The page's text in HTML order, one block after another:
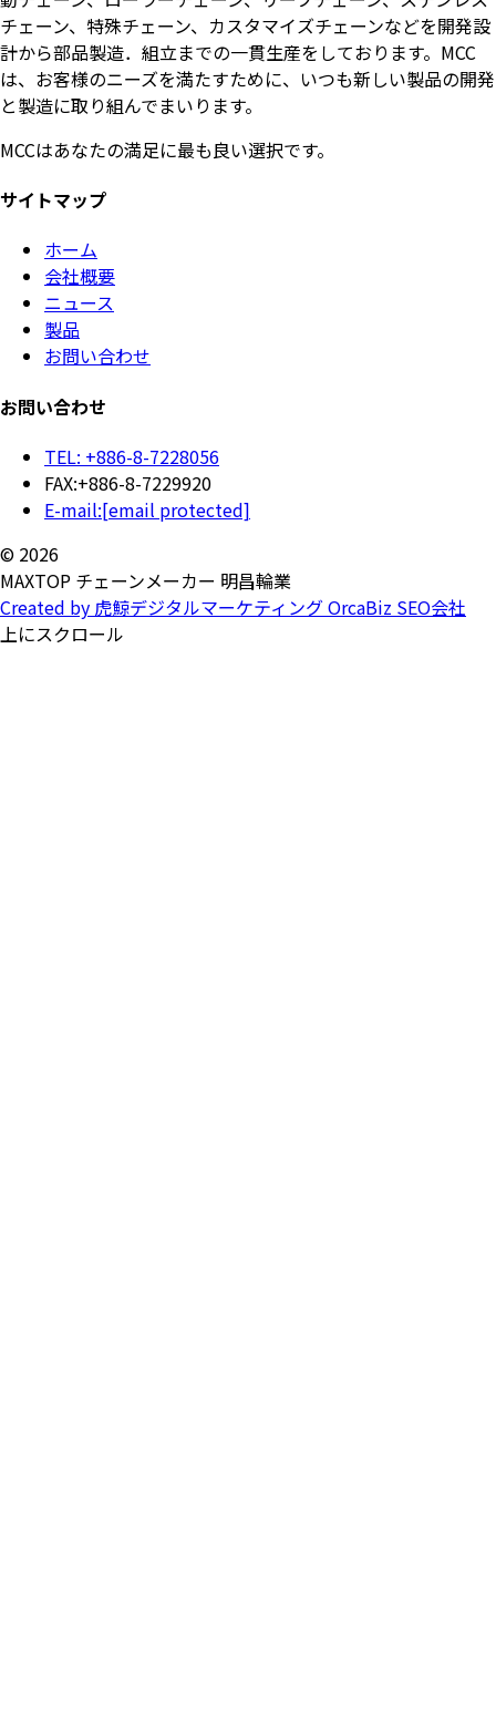
チェーン、特殊チェーン、カスタマイズチェーンなどを開発設
計から部品製造．組立までの一貫生産をしております。MCC
は、お客様のニーズを満たすために、いつも新しい製品の開発
と製造に取り組んでまいります。
MCCはあなたの満足に最も良い選択です。
サイトマップ
ホーム
会社概要
ニュース
製品
お問い合わせ
お問い合わせ
TEL: +886-8-7228056
FAX:+886-8-7229920
E-mail:[email protected]
© 2026
MAXTOP チェーンメーカー 明昌輪業
Created by 虎鯨デジタルマーケティング OrcaBiz SEO会社
上にスクロール